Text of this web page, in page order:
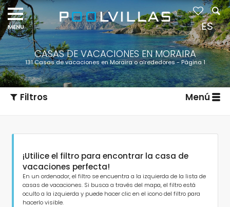
CASAS DE VACACIONES EN MORAIRA
131 Casas de vacaciones en Moraira o alrededores - Página 1
Filtros Menú
Tipo de alojamiento
¡Utilice el filtro para encontrar la casa de
vacaciones perfecta!
En un ordenador, el filtro se encuentra a la izquierda de la lista de
casas de vacaciones. Si busca a través del mapa, el filtro está
oculto a la izquierda y puede hacer clic en el icono del filtro para
hacerlo visible.
ES
Navigation
menu